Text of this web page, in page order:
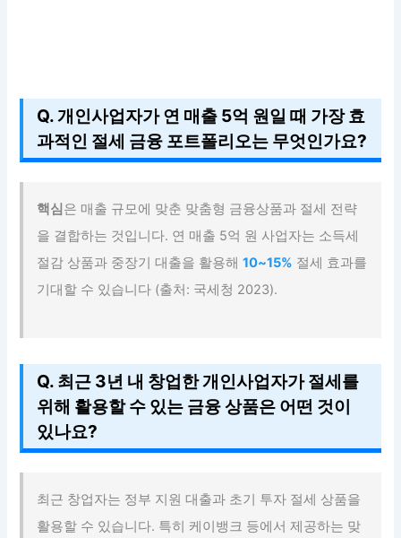
Q. 개인사업자가 연 매출 5억 원일 때 가장 효
과적인 절세 금융 포트폴리오는 무엇인가요?
핵심 은 매출 규모에 맞춘 맞춤형 금융상품과 절세 전략
을 결합하는 것입니다. 연 매출 5억 원 사업자는 소득세
절감 상품과 중장기 대출을 활용해10~15% 절세 효과를
기대할 수 있습니다 (출처: 국세청 2023).
Q. 최근 3년 내 창업한 개인사업자가 절세를
위해 활용할 수 있는 금융 상품은 어떤 것이
있나요?
최근 창업자는 정부 지원 대출과 초기 투자 절세 상품을
활용할 수 있습니다. 특히 케이뱅크 등에서 제공하는 맞